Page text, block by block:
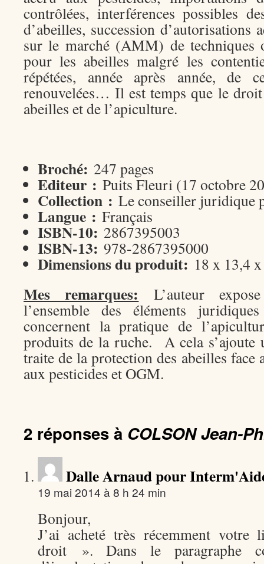
contrôlées, interférences possibles
d’abeilles, succession d’autorisations
sur le marché (AMM) de techniques
pour les abeilles malgré les
répétées, année après année, de
renouvelées… Il est temps que le droit
abeilles et de l’apiculture.
Broché: 247 pages
Editeur : Puits Fleuri (17 octobre
Collection : Le conseiller juridique
Langue : Français
ISBN-10: 2867395003
ISBN-13: 978-2867395000
Dimensions du produit: 18 x 13,4
Mes remarques: L’auteur
l’ensemble des éléments
concernent la pratique de
produits de la ruche. A cela s’ajoute
traite de la protection des abeilles face
aux pesticides et OGM.
2 réponses à COLSON Jean-
Dalle Arnaud pour
19 mai 2014 à 8 h 24 min
Bonjour,
J’ai acheté très récemment
droit ». Dans le paragraphe